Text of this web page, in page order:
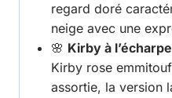
regard doré
neige avec une
🌸 Kirby à
Kirby rose
assortie, la version